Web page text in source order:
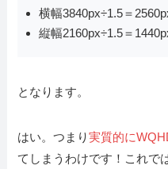
横幅3840px÷1.5＝
縦幅2160px÷1.5＝
となります。
はい。つまり実質的に
てしまうわけです！これで